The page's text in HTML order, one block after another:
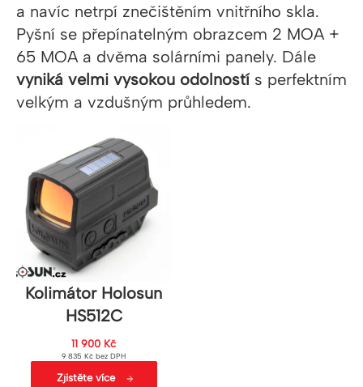
a navíc netrpí znečištěním vnitřního skla.
Pyšní se přepínatelným obrazcem 2 MOA +
65 MOA a dvěma solárními panely. Dále
vyniká velmi vysokou odolností s perfektním
velkým a vzdušným průhledem.
Kolimátor Holosun
HS512C
11 900 Kč
9 835Kč bez DPH
Zjistěte více